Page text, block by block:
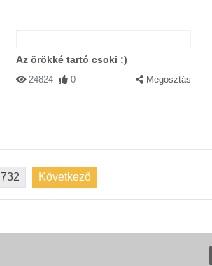
Az örökké tartó csoki ;)
24824 0 Megosztás
732 Következő